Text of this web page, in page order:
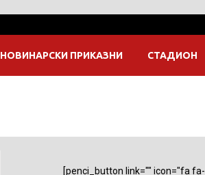
НОВИНАРСКИ ПРИКАЗНИ СТАДИОН
[penci_button link="" icon="fa fa-